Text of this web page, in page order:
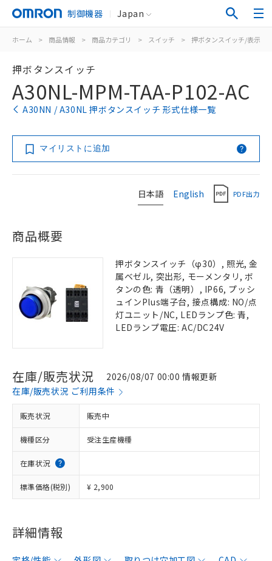
制御機器 Japan
ホーム > 商品情報 > 商品カテゴリ > スイッチ > 押ボタンスイッチ/表示灯
押ボタンスイッチ
A30NL-MPM-TAA-P102-AC
A30NN / A30NL 押ボタンスイッチ 形式仕様一覧
マイリストに追加
日本語 English PDF出力
商品概要
押ボタンスイッチ（φ30）, 照光, 金
属ベゼル, 突出形, モーメンタリ, ボ
タンの色: 青（透明）, IP66, プッシ
ュインPlus端子台, 接点構成: NO/点
灯ユニット/NC, LEDランプ色: 青,
LEDランプ電圧: AC/DC24V
在庫/販売状況
2026/08/07 00:00 情報更新
在庫/販売状況 ご利用条件
販売状況 販売中
機種区分 受注生産機種
在庫状況
標準価格(税別) ¥ 2,900
詳細情報